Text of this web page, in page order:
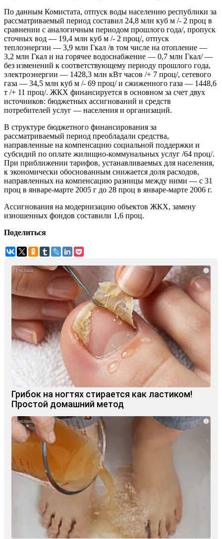
По данным Комистата, отпуск воды населению республики за
рассматриваемый период составил 24,8 млн куб м /- 2 проц в
сравнении с аналогичным периодом прошлого года/, пропуск
сточных вод — 19,4 млн куб м /- 2 проц/, отпуск
теплоэнергии — 3,9 млн Гкал /в том числе на отопление —
3,2 млн Гкал и на горячее водоснабжение — 0,7 млн Гкал/ —
без изменений к соответствующему периоду прошлого года,
электроэнергии — 1428,3 млн кВт часов /+ 7 проц/, сетевого
газа — 34,5 млн куб м /- 69 проц/ и сжиженного газа — 1448,6
т /+ 11 проц/. ЖКХ финансируется в основном за счет двух
источников: бюджетных ассигнований и средств
потребителей услуг — населения и организаций.
В структуре бюджетного финансирования за
рассматриваемый период преобладали средства,
направленные на компенсацию социальной поддержки и
субсидий по оплате жилищно-коммунальных услуг /64 проц/.
При приближении тарифов, устанавливаемых для населения,
к экономически обоснованным снижается доля расходов,
направленных на компенсацию разницы между ними — с 31
проц в январе-марте 2005 г до 28 проц в январе-марте 2006 г.
Ассигнования на модернизацию объектов ЖКХ, замену
изношенных фондов составили 1,6 проц.
Поделиться
i
Грибок на ногтях стирается как ластиком!
Простой домашний метод
i